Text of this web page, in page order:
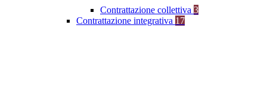
Contrattazione collettiva 3
Contrattazione integrativa 17